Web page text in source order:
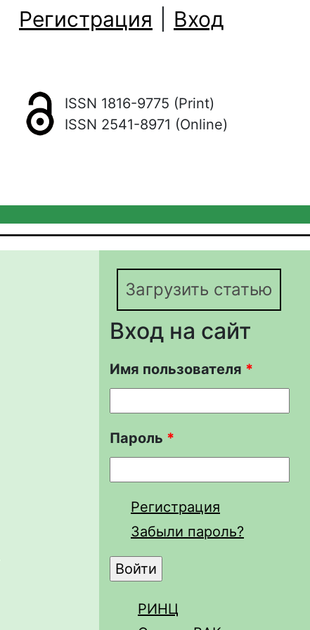
Регистрация
Вход
ISSN 1816-9775 (Print)
ISSN 2541-8971 (Online)
Загрузить статью
Вход на сайт
Имя пользователя *
Пароль *
Регистрация
Забыли пароль?
РИНЦ